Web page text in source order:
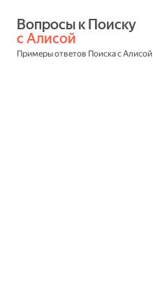
с Алисой
Примеры ответов Поиска с Алисой